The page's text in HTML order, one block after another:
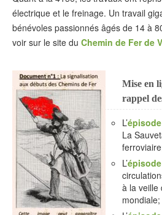
électrique et le freinage. Un travail
bénévoles passionnés âgés de 14 à
voir sur le site du Chemin de Fer de
Mise en
rappel
L’épisode
La
L’
à la veille
mondiale;